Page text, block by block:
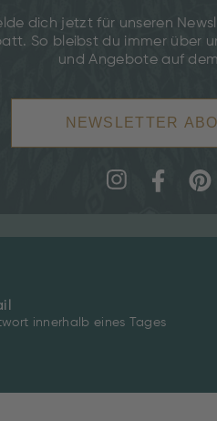
dich jetzt für unseren
So bleibst du immer über
und Angebote auf
NEWSLETTER
innerhalb eines Tages